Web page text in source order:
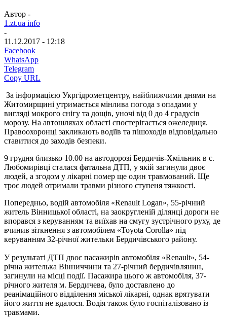
Автор -
1.zt.ua info
-
11.12.2017 - 12:18
Facebook
WhatsApp
Telegram
Copy URL
За інформацією Укргідрометцентру, найближчими днями на
Житомирщині утримається мінлива погода з опадами у
вигляді мокрого снігу та дощів, уночі від 0 до 4 градусів
морозу. На автошляхах області спостерігається ожеледиця.
Правоохоронці закликають водіїв та пішоходів відповідально
ставитися до заходів безпеки.
9 грудня близько 10.00 на автодорозі Бердичів-Хмільник в с.
Любомирівці сталася фатальна ДТП, у якій загинули двоє
людей, а згодом у лікарні помер ще один травмований. Ще
троє людей отримали травми різного ступеня тяжкості.
Попередньо, водій автомобіля «Renault Logan», 55-річний
житель Вінницької області, на заокругленій ділянці дороги не
впорався з керуванням та виїхав на смугу зустрічного руху, де
вчинив зіткнення з автомобілем «Toyota Corolla» під
керуванням 32-річної жительки Бердичівського району.
У результаті ДТП двоє пасажирів автомобіля «Renault», 54-
річна жителька Вінниччини та 27-річний бердичівлянин,
загинули на місці події. Пасажира цього ж автомобіля, 37-
річного жителя м. Бердичева, було доставлено до
реанімаційного відділення міської лікарні, однак врятувати
його життя не вдалося. Водія також було госпіталізовано із
травмами.